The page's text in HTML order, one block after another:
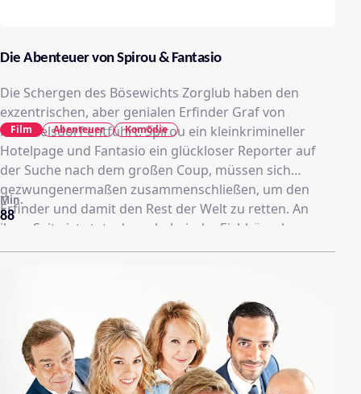
Die Abenteuer von Spirou & Fantasio
Die Schergen des Bösewichts Zorglub haben den
exzentrischen, aber genialen Erfinder Graf von
Rummelsdorf entführt. Spirou ein kleinkrimineller
Hotelpage und Fantasio ein glückloser Reporter auf
der Suche nach dem großen Coup, müssen sich
gezwungenermaßen zusammenschließen, um den
Erfinder und damit den Rest der Welt zu retten. An
ihrer Seite ist stets das schelmische Eichhörnchen
Pips. In einer abenteuerlichen Verfolgungsjagd
88
Min.
Film Abenteuer Komödie